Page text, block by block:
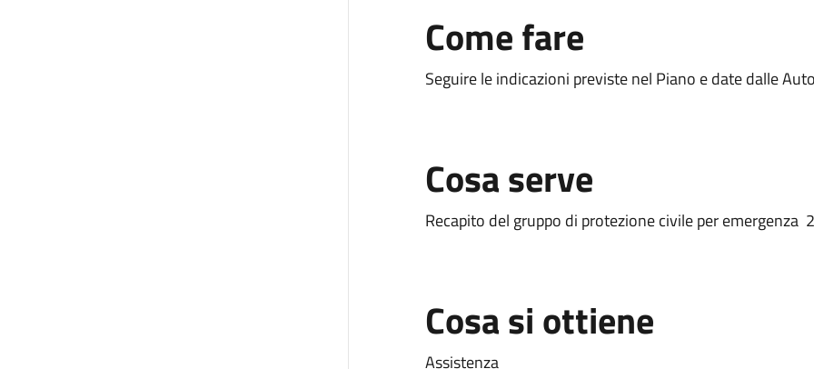
Come fare
Seguire le indicazioni previste nel Piano e date dalle
Cosa serve
Recapito del gruppo di protezione civile per emergenza
Cosa si ottiene
Assistenza